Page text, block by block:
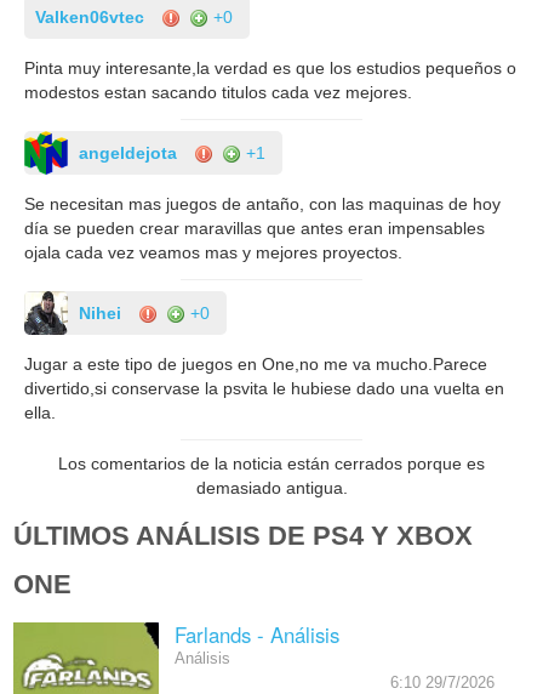
Valken06vtec +0
Pinta muy interesante,la verdad es que los estudios pequeños o
modestos estan sacando titulos cada vez mejores.
angeldejota +1
Se necesitan mas juegos de antaño, con las maquinas de hoy
día se pueden crear maravillas que antes eran impensables
ojala cada vez veamos mas y mejores proyectos.
Nihei +0
Jugar a este tipo de juegos en One,no me va mucho.Parece
divertido,si conservase la psvita le hubiese dado una vuelta en
ella.
Los comentarios de la noticia están cerrados porque es
demasiado antigua.
ÚLTIMOS ANÁLISIS DE PS4 Y XBOX
ONE
Farlands - Análisis
Análisis
6:10 29/7/2026